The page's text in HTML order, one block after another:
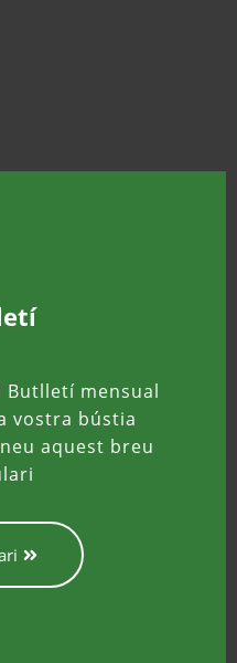
Butlletí mensual
vostra bústia
aquest breu